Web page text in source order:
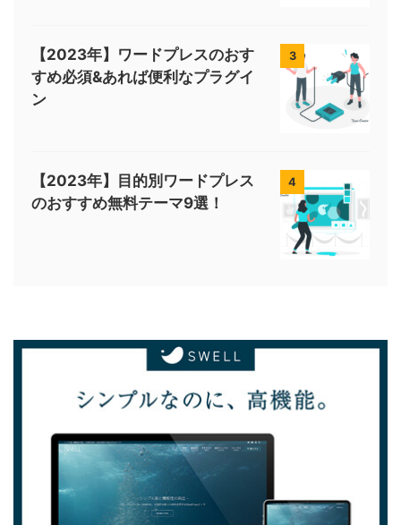
3
【2023年】ワードプレスのおす
すめ必須&あれば便利なプラグイ
ン
4
【2023年】目的別ワードプレス
のおすすめ無料テーマ9選！